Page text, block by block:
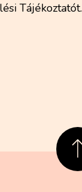
Tájékoztatót.